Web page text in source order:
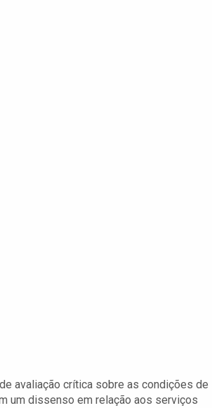
avaliação crítica sobre as condições de
um dissenso em relação aos serviços